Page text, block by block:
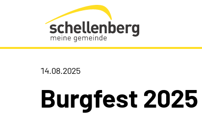
Gemeinde Schellenberg Startseite
14.08.2025
Burgfest 2025